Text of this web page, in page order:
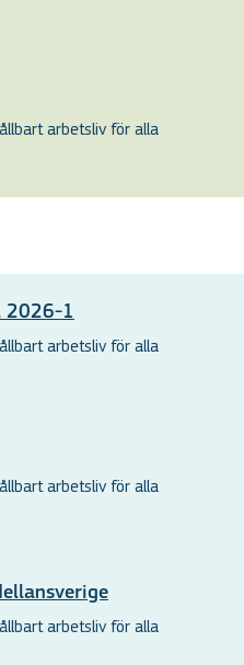
arbetsliv för alla
2026-1
arbetsliv för alla
arbetsliv för alla
arbetsliv för alla